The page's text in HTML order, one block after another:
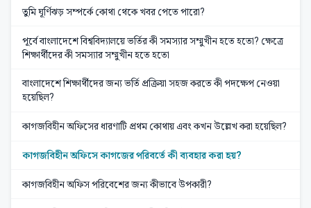
তুমি ঘূর্ণিঝড় সম্পর্কে কোথা থেকে খবর পেতে পারো?
পূর্বে বাংলাদেশে বিশ্ববিদ্যালয়ে ভর্তির কী সমস্যার সম্মুখীন হতে হতো? ক্ষেত্রে
শিক্ষার্থীদের কী সমস্যার সম্মুখীন হতে হতো
বাংলাদেশে শিক্ষার্থীদের জন্য ভর্তি প্রক্রিয়া সহজ করতে কী পদক্ষেপ নেওয়া
হয়েছিল?
কাগজবিহীন অফিসের ধারণাটি প্রথম কোথায় এবং কখন উল্লেখ করা হয়েছিল?
কাগজবিহীন অফিসে কাগজের পরিবর্তে কী ব্যবহার করা হয়?
কাগজবিহীন অফিস পরিবেশের জন্য কীভাবে উপকারী?